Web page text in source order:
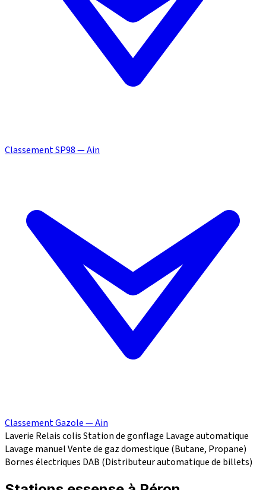
Classement SP98 — Ain
Classement Gazole — Ain
Laverie Relais colisStation de gonflage Lavage automatique
Lavage manuelVente de gaz domestique (Butane, Propane)
Bornes électriques DAB (Distributeur automatique de billets)